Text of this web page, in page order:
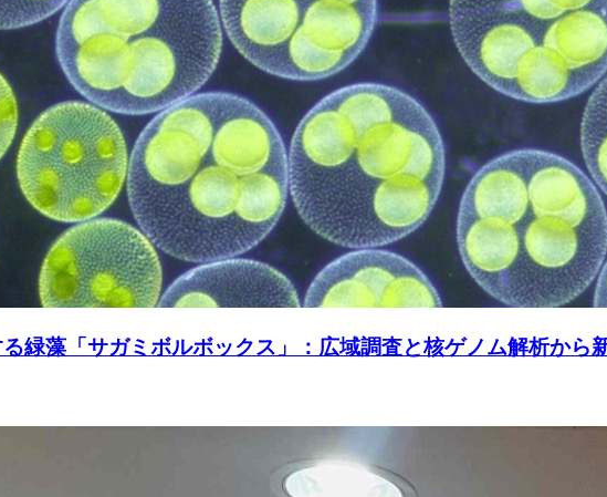
緑藻「サガミボルボックス」：広域調査と核ゲノム解析から